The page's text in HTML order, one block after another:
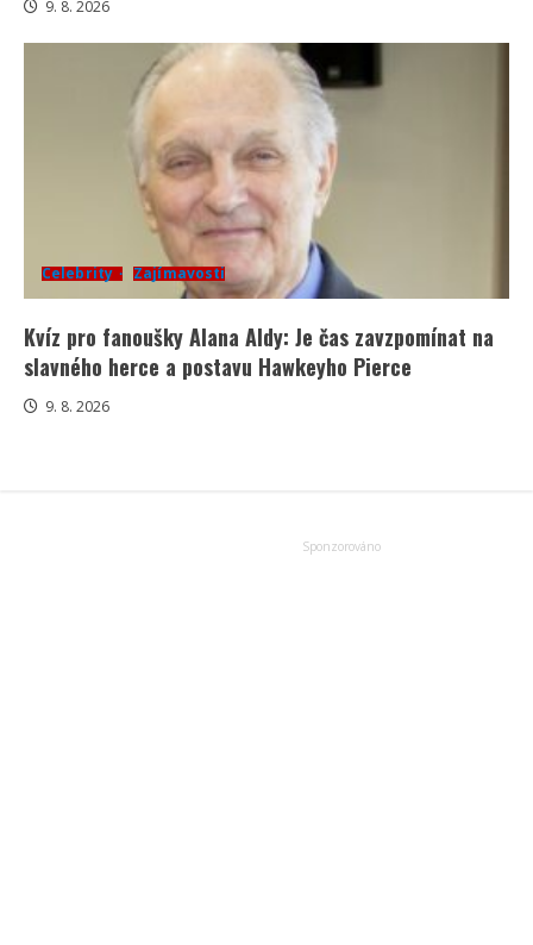
9. 8. 2026
Celebrity Zajímavosti
Kvíz pro fanoušky Alana Aldy: Je čas zavzpomínat na
slavného herce a postavu Hawkeyho Pierce
9. 8. 2026